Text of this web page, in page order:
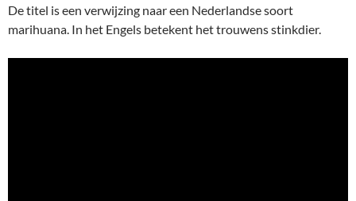
De titel is een verwijzing naar een Nederlandse soort
marihuana. In het Engels betekent het trouwens stinkdier.